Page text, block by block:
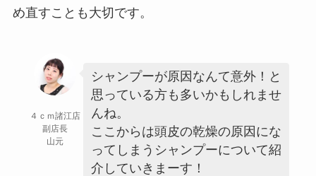
め直すことも大切です。
４ｃｍ諸江店
副店長
山元
シャンプーが原因なんて意外！と
思っている方も多いかもしれませ
んね。
ここからは頭皮の乾燥の原因にな
ってしまうシャンプーについて紹
介していきまーす！